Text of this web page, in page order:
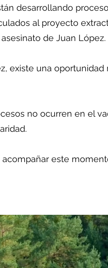
desarrollando
al proyecto
de Juan López.
existe una
no ocurren en el
acompañar este